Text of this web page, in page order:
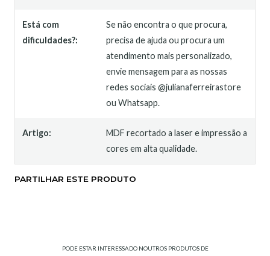
Está com
dificuldades?:
Se não encontra o que procura,
precisa de ajuda ou procura um
atendimento mais personalizado,
envie mensagem para as nossas
redes sociais @julianaferreirastore
ou Whatsapp.
Artigo:
MDF recortado a laser e impressão a
cores em alta qualidade.
PARTILHAR ESTE PRODUTO
PODE ESTAR INTERESSADO NOUTROS PRODUTOS DE